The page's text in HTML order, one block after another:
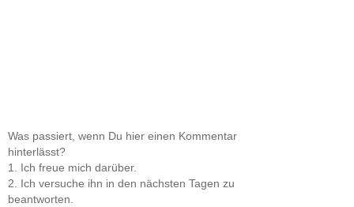
Was passiert, wenn Du hier einen Kommentar
hinterlässt?
1. Ich freue mich darüber.
2. Ich versuche ihn in den nächsten Tagen zu
beantworten.